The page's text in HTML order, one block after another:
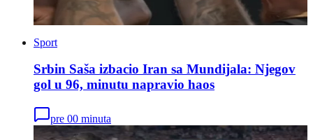
Sport
Srbin Saša izbacio Iran sa Mundijala: Njegov
gol u 96, minutu napravio haos
pre 00 minuta